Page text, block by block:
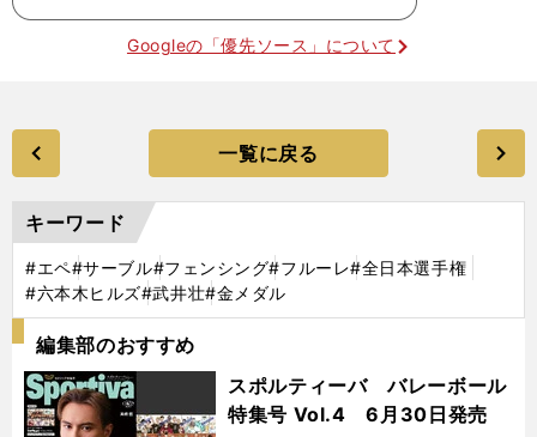
Googleの「優先ソース」について
一覧に戻る
キーワード
#エペ#サーブル#フェンシング#フルーレ#全日本選手権
#六本木ヒルズ#武井壮#金メダル
編集部のおすすめ
スポルティーバ バレーボール
特集号 Vol.4 6月30日発売